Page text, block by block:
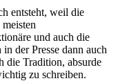
entsteht, weil die
und auch die
der Presse dann auch
die Tradition, absurde
zu schreiben.